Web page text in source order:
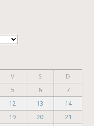
V S
D
5 6
7
12 13
14
19 20
21